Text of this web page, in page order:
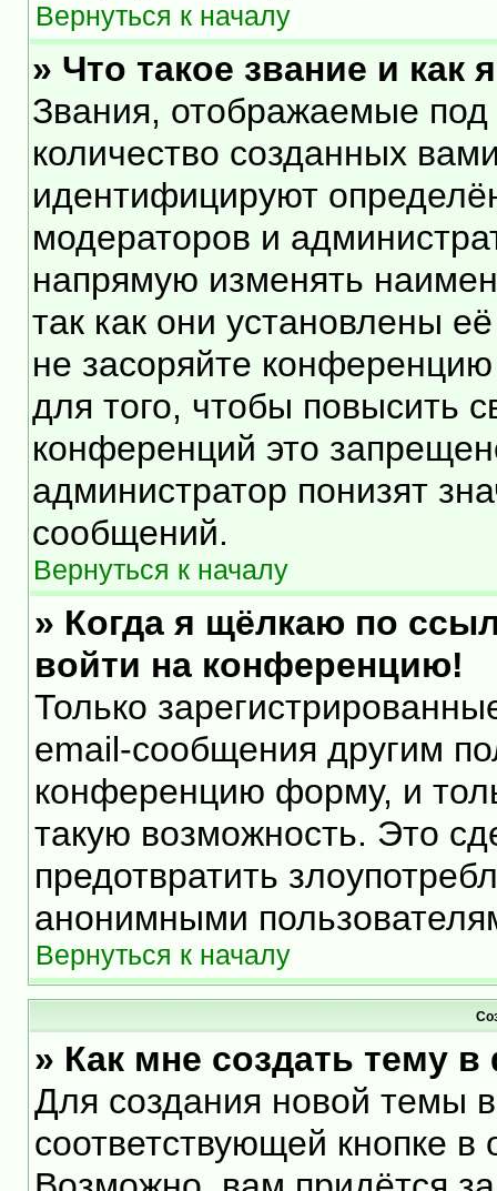
Вернуться к началу
» Что такое звание и как
Звания, отображаемые
количество созданных
идентифицируют
модераторов и
напрямую изменять
так как они установлены
не засоряйте
для того, чтобы повысить
конференций это
администратор понизят
сообщений.
Вернуться к началу
» Когда я щёлкаю по
войти на конференцию!
Только
email-сообщения другим
конференцию форму, и
такую возможность. Это
предотвратить
анонимными
Вернуться к началу
» Как мне создать тему
Для создания новой темы
соответствующей кнопке